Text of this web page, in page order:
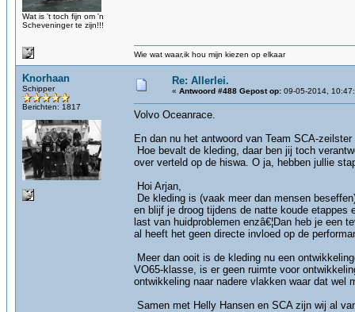
Wat is 't toch fijn om 'n
Scheveninger te zijn!!!
Wie wat waar,ik hou mijn kiezen op elkaar
Knorhaan
Schipper
Berichten: 1817
Re: Allerlei.
« Antwoord #488 Gepost op: 09-05-2014,
Volvo Oceanrace.
En dan nu het antwoord van Team SCA-
Hoe bevalt de kleding, daar ben jij toch
over verteld op de hiswa. O ja, hebben jullie
Hoi Arjan,
De kleding is (vaak meer dan mensen
en blijf je droog tijdens de natte koude etappes
last van huidproblemen enzâ€¦Dan heb je een
al heeft het geen directe invloed op de
Meer dan ooit is de kleding nu een
VO65-klasse, is er geen ruimte voor
ontwikkeling naar nadere vlakken waar dat wel
Samen met Helly Hansen en SCA zijn wij al